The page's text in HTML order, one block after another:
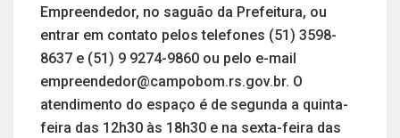
Empreendedor, no saguão da Prefeitura, ou
entrar em contato pelos telefones (51) 3598-
8637 e (51) 9 9274-9860 ou pelo e-mail
empreendedor@campobom.rs.gov.br. O
atendimento do espaço é de segunda a quinta-
feira das 12h30 às 18h30 e na sexta-feira das